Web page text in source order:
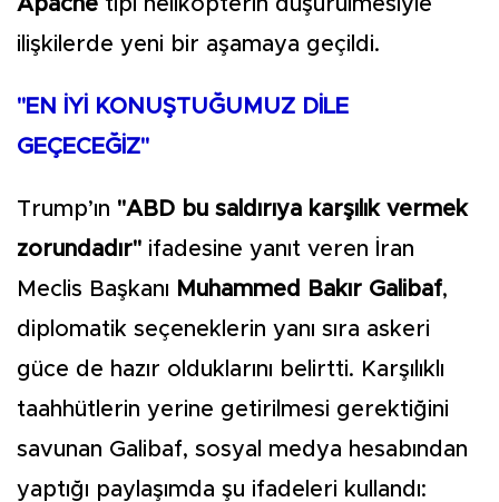
Apache tipi helikopterin düşürülmesiyle
ilişkilerde yeni bir aşamaya geçildi.
"EN İYİ KONUŞTUĞUMUZ DİLE
GEÇECEĞİZ"
Trump’ın "ABD bu saldırıya karşılık vermek
zorundadır" ifadesine yanıt veren İran
Meclis Başkanı Muhammed Bakır Galibaf,
diplomatik seçeneklerin yanı sıra askeri
güce de hazır olduklarını belirtti. Karşılıklı
taahhütlerin yerine getirilmesi gerektiğini
savunan Galibaf, sosyal medya hesabından
yaptığı paylaşımda şu ifadeleri kullandı: